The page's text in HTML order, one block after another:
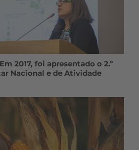
2017, foi apresentado o 2.º
Nacional e de Atividade